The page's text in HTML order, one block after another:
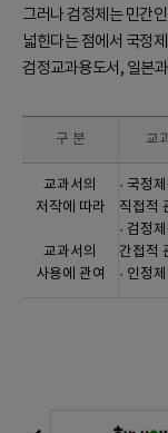
그러나 검정제는 민간
넓힌다는 점에서 국정
검정교과용도서, 일본
구 분 교
교과서의
저작에 따라
교과서의
사용에 관여
· 국정
직접적
· 검정
간접적
· 인정제